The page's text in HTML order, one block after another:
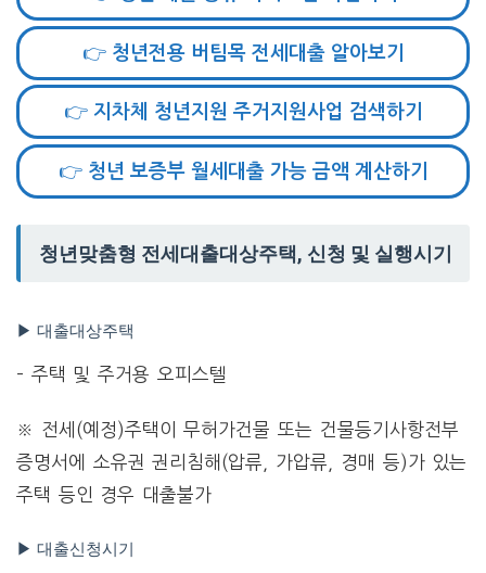
👉 청년전용 버팀목 전세대출 알아보기
👉 지차체 청년지원 주거지원사업 검색하기
👉 청년 보증부 월세대출 가능 금액 계산하기
청년맞춤형 전세대출대상주택, 신청 및 실행시기
▶ 대출대상주택
– 주택 및 주거용 오피스텔
※ 전세(예정)주택이 무허가건물 또는 건물등기사항전부
증명서에 소유권 권리침해(압류, 가압류, 경매 등)가 있는
주택 등인 경우 대출불가
▶ 대출신청시기